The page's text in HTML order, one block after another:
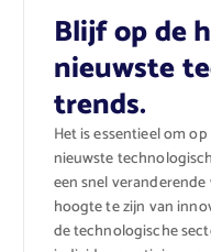
Blijf op de
nieuwste
trends.
Het is essentieel om
nieuwste
een snel
hoogte te zijn van
de technologische